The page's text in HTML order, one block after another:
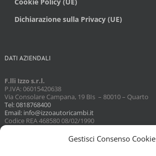
Gestisci Consenso Cookie
Dichiarazione sulla Privacy (UE)
DATI AZIENDALI
F.lli Izzo s.r.l.
P.IVA: 06015420638
Via Consolare Campana, 19 BIs – 80010 – Quarto
Tel: 0818768400
Email: info@izzoautoricambi.it
Codice REA 468580 08/02/1990
Capitale sociale 3098,74